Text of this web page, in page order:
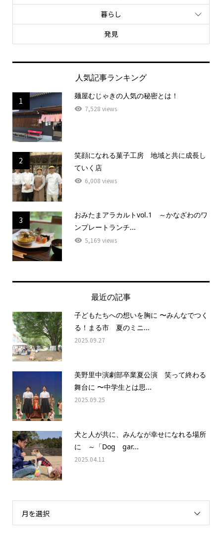
暮らし
発見
人気記事ランキング
1
麺屋むじゃきの人気の秘密とは！
7,528 views
2
笑顔になれる菓子工房 地域と共に成長し
ていく店
6,008 views
3
おみたまアラカルトvol.1 ～かなざわのワ
ンプレートランチ...
5,169 views
最近の記事
子どもたちへの想いを胸に 〜みんなでつく
る！まる市 夏のミニ...
2025.09.27
美野里中演劇部卒業夏公演 笑って終わる
舞台に 〜中学生とは思...
2025.09.25
犬と人が共に、みんなが幸せになれる場所
に ～「Dog gar...
2025.04.11
月を選択